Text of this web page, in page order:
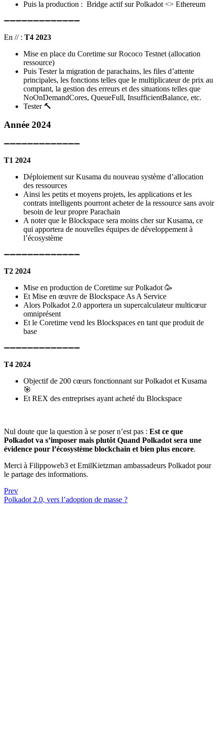
Puis la production : Bridge actif sur Polkadot <> Ethereum
➖➖➖➖➖➖➖➖➖➖➖➖➖
En // : T4 2023
Mise en place du Coretime sur Rococo Testnet (allocation
ressource)
Puis Tester la migration de parachains, les files d’attente
principales, les fonctions telles que le multiplicateur de prix au
comptant, la gestion des erreurs et des situations telles que
NoOnDemandCores, QueueFull, InsufficientBalance, etc.
Tester 🔨
Année 2024
➖➖➖➖➖➖➖➖➖➖➖➖➖
T1 2024
Déploiement sur Kusama du nouveau système d’allocation
des ressources
Ainsi les petits et moyens projets, les applications et les
contrats intelligents pourront acheter de la ressource sans avoir
besoin de leur propre Parachain
A noter que le Blockspace sera moins cher sur Kusama, ce
qui apportera de nouvelles équipes de développement à
l’écosystème
➖➖➖➖➖➖➖➖➖➖➖➖➖
T2 2024
Mise en production de Coretime sur Polkadot 🥳
Et Mise en œuvre de Blockspace As A Service
Alors Polkadot 2.0 apportera un supercalculateur multicœur
omniprésent
Et le Coretime vend les Blockspaces en tant que produit de
base
➖➖➖➖➖➖➖➖➖➖➖➖➖
T4 2024
Objectif de 200 cœurs fonctionnant sur Polkadot et Kusama
🎯
Et REX des entreprises ayant acheté du Blockspace
Nul doute que la question à se poser n’est pas : Est ce que
Polkadot va s’imposer mais plutôt Quand Polkadot sera une
évidence pour l’écosystème blockchain et bien plus encore.
Merci à Filippoweb3 et EmilKietzman ambassadeurs Polkadot pour
le partage des informations.
Prev
Polkadot 2.0, vers l’adoption de masse ?